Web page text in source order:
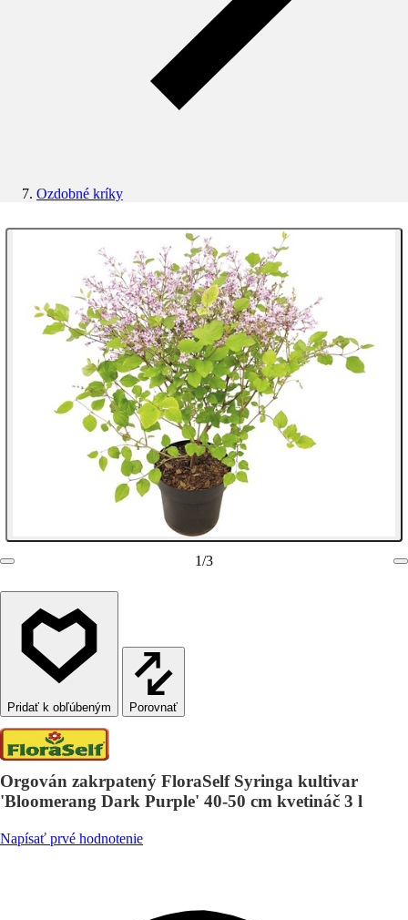
Ozdobné kríky
1/3
Porovnať
Orgován zakrpatený FloraSelf Syringa kultivar
'Bloomerang Dark Purple' 40-50 cm kvetináč 3 l
Napísať prvé hodnotenie